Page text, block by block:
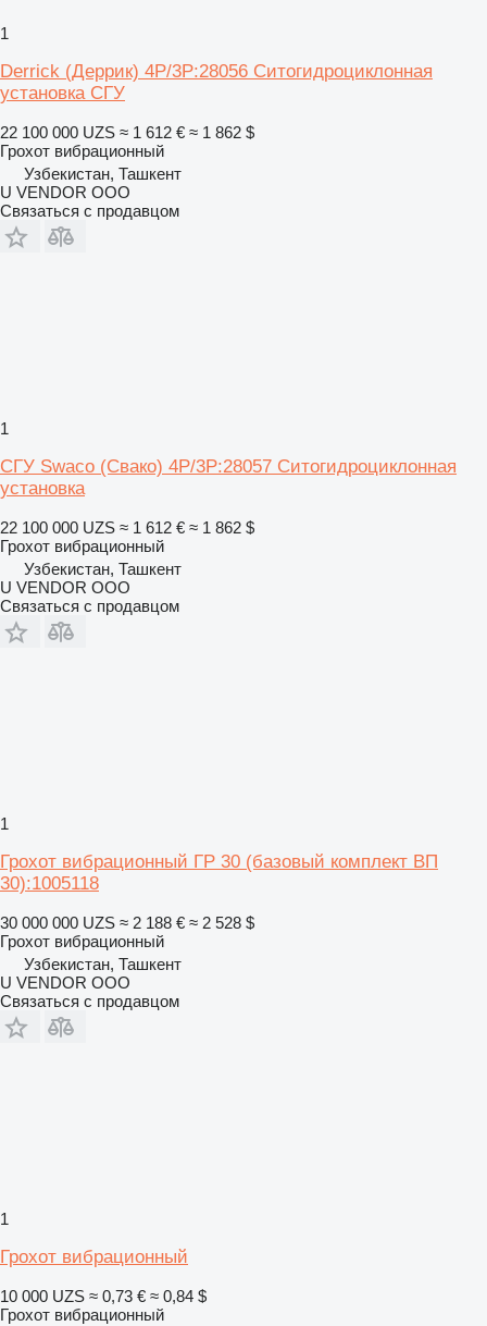
1
Derrick (Деррик) 4Р/3Р:28056 Ситогидроциклонная
установка СГУ
22 100 000 UZS ≈ 1 612 € ≈ 1 862 $
Грохот вибрационный
Узбекистан, Ташкент
U VENDOR OOO
Связаться с продавцом
1
СГУ Swaco (Свако) 4Р/3Р:28057 Ситогидроциклонная
установка
22 100 000 UZS ≈ 1 612 € ≈ 1 862 $
Грохот вибрационный
Узбекистан, Ташкент
U VENDOR OOO
Связаться с продавцом
1
Грохот вибрационный ГР 30 (базовый комплект ВП
30):1005118
30 000 000 UZS ≈ 2 188 € ≈ 2 528 $
Грохот вибрационный
Узбекистан, Ташкент
U VENDOR OOO
Связаться с продавцом
1
Грохот вибрационный
10 000 UZS ≈ 0,73 € ≈ 0,84 $
Грохот вибрационный